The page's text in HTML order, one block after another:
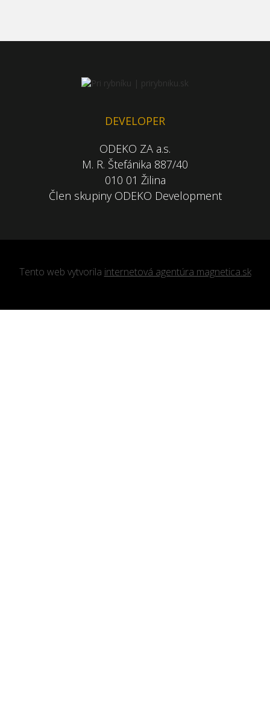
DEVELOPER
ODEKO ZA a.s.
M. R. Štefánika 887/40
010 01 Žilina
Člen skupiny ODEKO Development
Tento web vytvorila internetová agentúra magnetica.sk